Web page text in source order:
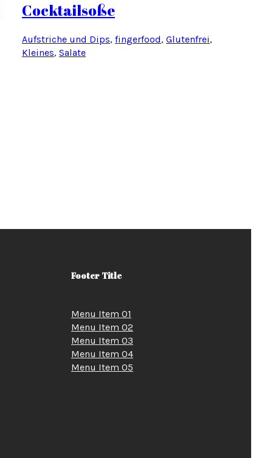
Cocktailsoße
Aufstriche und Dips, fingerfood, Glutenfrei
Kleines, Salate
Footer Title
Menu Item 01
Menu Item 02
Menu Item 03
Menu Item 04
Menu Item 05